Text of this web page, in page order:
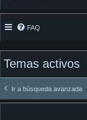
FAQ
Temas activos
Ir a búsqueda avanzada